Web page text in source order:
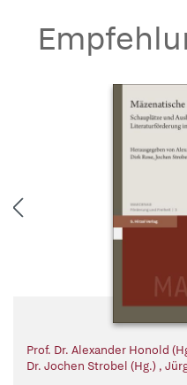
Prof. Dr. Alexander Honold
Dr. Jochen Strobel (Hg.) ,